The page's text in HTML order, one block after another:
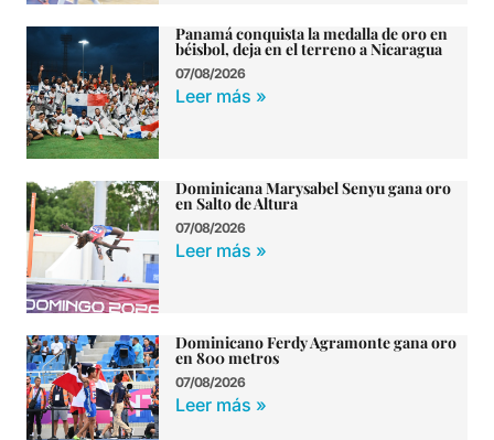
Panamá conquista la medalla de oro en
béisbol, deja en el terreno a Nicaragua
07/08/2026
Leer más »
Dominicana Marysabel Senyu gana oro
en Salto de Altura
07/08/2026
Leer más »
Dominicano Ferdy Agramonte gana oro
en 800 metros
07/08/2026
Leer más »